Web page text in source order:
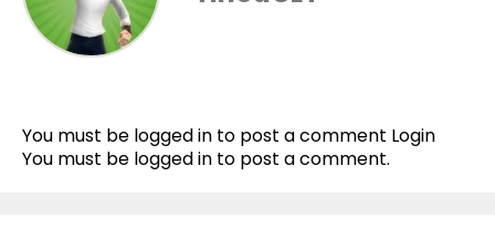
You must be logged in to post a comment Login
You must be logged in to post a comment.